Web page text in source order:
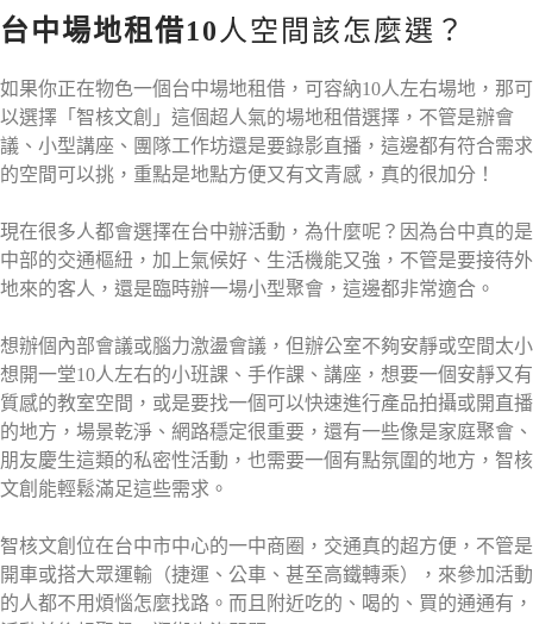
台中場地租借10人空間該怎麼選？
如果你正在物色一個台中場地租借，可容納10人左右場地，那可
以選擇「智核文創」這個超人氣的場地租借選擇，不管是辦會
議、小型講座、團隊工作坊還是要錄影直播，這邊都有符合需求
的空間可以挑，重點是地點方便又有文青感，真的很加分！
現在很多人都會選擇在台中辦活動，為什麼呢？因為台中真的是
中部的交通樞紐，加上氣候好、生活機能又強，不管是要接待外
地來的客人，還是臨時辦一場小型聚會，這邊都非常適合。
想辦個內部會議或腦力激盪會議，但辦公室不夠安靜或空間太小
想開一堂10人左右的小班課、手作課、講座，想要一個安靜又有
質感的教室空間，或是要找一個可以快速進行產品拍攝或開直播
的地方，場景乾淨、網路穩定很重要，還有一些像是家庭聚會、
朋友慶生這類的私密性活動，也需要一個有點氛圍的地方，智核
文創能輕鬆滿足這些需求。
智核文創位在台中市中心的一中商圈，交通真的超方便，不管是
開車或搭大眾運輸（捷運、公車、甚至高鐵轉乘），來參加活動
的人都不用煩惱怎麼找路。而且附近吃的、喝的、買的通通有，